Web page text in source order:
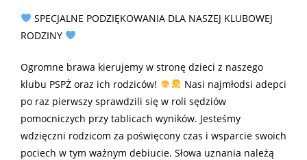
SPECJALNE PODZIĘKOWANIA DLA NASZEJ KLUBOWEJ
RODZINY
Ogromne brawa kierujemy w stronę dzieci z naszego
klubu PSPŻ oraz ich rodziców!
Nasi najmłodsi adepci
po raz pierwszy sprawdzili się w roli sędziów
pomocniczych przy tablicach wyników. Jesteśmy
wdzięczni rodzicom za poświęcony czas i wsparcie swoich
pociech w tym ważnym debiucie. Słowa uznania należą